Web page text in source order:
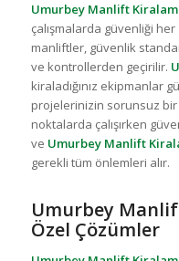
Umurbey Manlift
çalışmalarda güvenliği
manliftler, güvenlik
ve kontrollerden geçirilir.
kiraladığınız ekipmanlar
projelerinizin sorunsuz
noktalarda çalışırken
ve Umurbey Manlift
gerekli tüm önlemleri alır.
Umurbey
Özel Çözümler